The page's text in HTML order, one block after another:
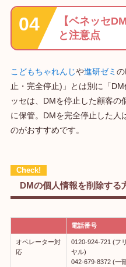
【ベネッセ
と注意点
こどもちゃれんじや進研ゼミ
止・完全停止)」とは別に「
ッセは、DMを停止した顧客の
に保管。DMを完全停止した人
のがおすすめです。
DMの個人情報を削除する
電話番号
オペレーター対
応
0120-924-721 (フ
ヤル)
042-679-8372 (一